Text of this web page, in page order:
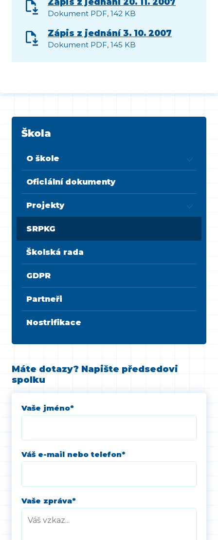
Zápis z jednání 20. 11. 2007
Dokument PDF, 142 KB
Zápis z jednání 3. 10. 2007
Dokument PDF, 145 KB
Škola
O škole
Oficiální dokumenty
Projekty
SRPKG
Školská rada
GDPR
Partneři
Nostrifikace
Máte dotazy? Napište předsedovi
spolku
Vaše jméno*
Váš e-mail nebo telefon*
Vaše zpráva*